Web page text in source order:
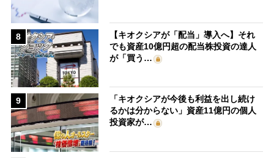
8
【キオクシアが「配当」導入へ】それ
でも資産10億円超の配当株投資の達人
が「買う…
9
「キオクシアが今後も利益を出し続け
るかは分からない」資産11億円の個人
投資家が…